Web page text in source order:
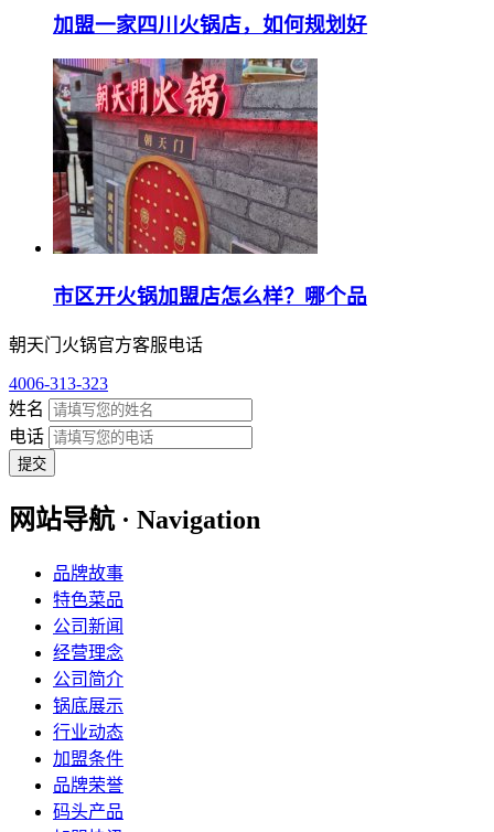
加盟一家四川火锅店，如何规划好
市区开火锅加盟店怎么样？哪个品
朝天门火锅官方客服电话
4006-313-323
姓名
电话
提交
网站导航 · Navigation
品牌故事
特色菜品
公司新闻
经营理念
公司简介
锅底展示
行业动态
加盟条件
品牌荣誉
码头产品